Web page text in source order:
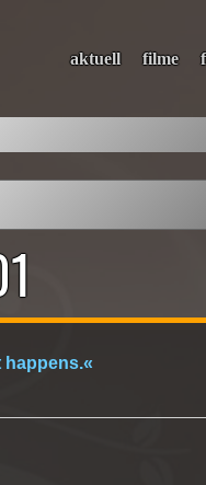
aktuell filme
happens.«